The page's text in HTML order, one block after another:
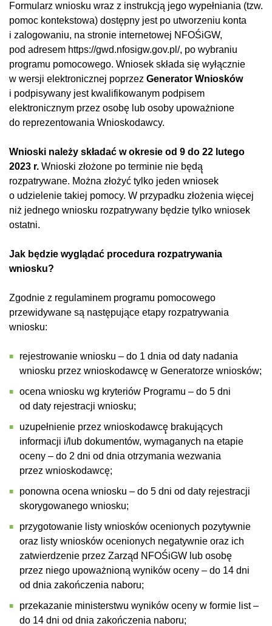
Formularz wniosku wraz z instrukcją jego wypełniania (tzw.
pomoc kontekstowa) dostępny jest po utworzeniu konta
i zalogowaniu, na stronie internetowej NFOŚiGW,
pod adresem https://gwd.nfosigw.gov.pl/, po wybraniu
programu pomocowego. Wniosek składa się wyłącznie
w wersji elektronicznej poprzez Generator Wniosków
i podpisywany jest kwalifikowanym podpisem
elektronicznym przez osobę lub osoby upoważnione
do reprezentowania Wnioskodawcy.
Wnioski należy składać w okresie od 9 do 22 lutego
2023 r. Wnioski złożone po terminie nie będą̨
rozpatrywane. Można złożyć tylko jeden wniosek
o udzielenie takiej pomocy. W przypadku złożenia więcej
niż jednego wniosku rozpatrywany będzie tylko wniosek
ostatni.
Jak będzie wyglądać procedura rozpatrywania
wniosku?
Zgodnie z regulaminem programu pomocowego
przewidywane są następujące etapy rozpatrywania
wniosku:
rejestrowanie wniosku – do 1 dnia od daty nadania
wniosku przez wnioskodawcę w Generatorze wniosków;
ocena wniosku wg kryteriów Programu – do 5 dni
od daty rejestracji wniosku;
uzupełnienie przez wnioskodawcę̨ brakujących
informacji i/lub dokumentów, wymaganych na etapie
oceny – do 2 dni od dnia otrzymania wezwania
przez wnioskodawcę;
ponowna ocena wniosku – do 5 dni od daty rejestracji
skorygowanego wniosku;
przygotowanie listy wniosków ocenionych pozytywnie
oraz listy wniosków ocenionych negatywnie oraz ich
zatwierdzenie przez Zarząd NFOŚiGW lub osobę
przez niego upoważnioną wyników oceny – do 14 dni
od dnia zakończenia naboru;
przekazanie ministerstwu wyników oceny w formie list –
do 14 dni od dnia zakończenia naboru;